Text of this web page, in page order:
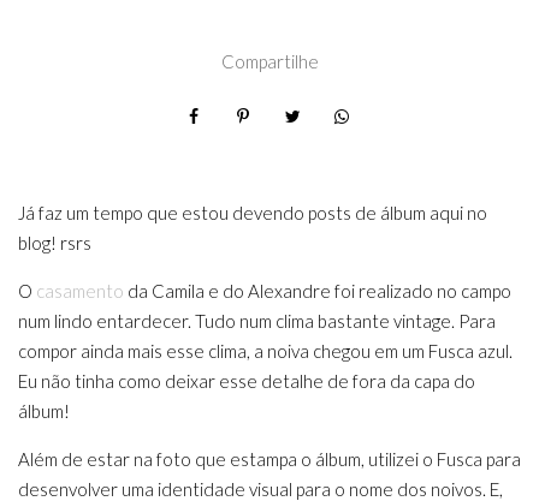
Compartilhe
Já faz um tempo que estou devendo posts de álbum aqui no
blog! rsrs
O casamento da Camila e do Alexandre foi realizado no campo
num lindo entardecer. Tudo num clima bastante vintage. Para
compor ainda mais esse clima, a noiva chegou em um Fusca azul.
Eu não tinha como deixar esse detalhe de fora da capa do
álbum!
Além de estar na foto que estampa o álbum, utilizei o Fusca para
desenvolver uma identidade visual para o nome dos noivos. E,